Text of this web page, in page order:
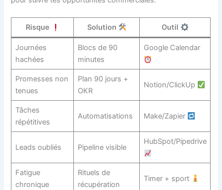
Risque Solution Outil
Journées
hachées
Blocs de 90
minutes
Google Calendar
Promesses non
tenues
Plan 90 jours +
OKR
Notion/ClickUp
Tâches
répétitives
Automatisations Make/Zapier
Leads oubliés Pipeline visible
HubSpot/Pipedrive
Fatigue
chronique
Rituels de
récupération
Timer + sport